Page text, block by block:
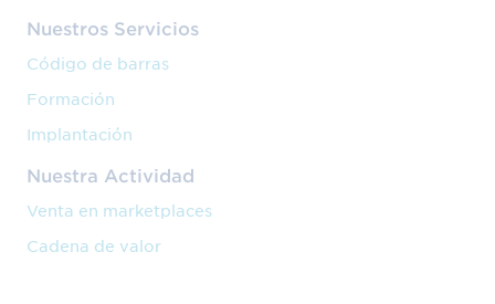
Nuestros Servicios
Código de barras
Formación
Implantación
Nuestra Actividad
Venta en marketplaces
Cadena de valor